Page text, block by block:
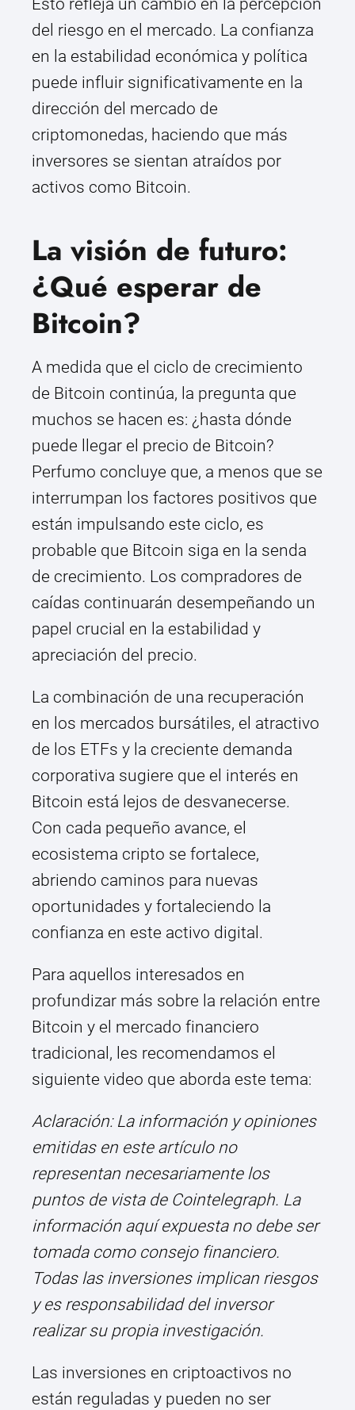
Esto refleja un cambio en la percepción
del riesgo en el mercado. La confianza
en la estabilidad económica y política
puede influir significativamente en la
dirección del mercado de
criptomonedas, haciendo que más
inversores se sientan atraídos por
activos como Bitcoin.
La visión de futuro:
¿Qué esperar de
Bitcoin?
A medida que el ciclo de crecimiento
de Bitcoin continúa, la pregunta que
muchos se hacen es: ¿hasta dónde
puede llegar el precio de Bitcoin?
Perfumo concluye que, a menos que se
interrumpan los factores positivos que
están impulsando este ciclo, es
probable que Bitcoin siga en la senda
de crecimiento. Los compradores de
caídas continuarán desempeñando un
papel crucial en la estabilidad y
apreciación del precio.
La combinación de una recuperación
en los mercados bursátiles, el atractivo
de los ETFs y la creciente demanda
corporativa sugiere que el interés en
Bitcoin está lejos de desvanecerse.
Con cada pequeño avance, el
ecosistema cripto se fortalece,
abriendo caminos para nuevas
oportunidades y fortaleciendo la
confianza en este activo digital.
Para aquellos interesados en
profundizar más sobre la relación entre
Bitcoin y el mercado financiero
tradicional, les recomendamos el
siguiente video que aborda este tema:
Aclaración: La información y opiniones
emitidas en este artículo no
representan necesariamente los
puntos de vista de Cointelegraph. La
información aquí expuesta no debe ser
tomada como consejo financiero.
Todas las inversiones implican riesgos
y es responsabilidad del inversor
realizar su propia investigación.
Las inversiones en criptoactivos no
están reguladas y pueden no ser